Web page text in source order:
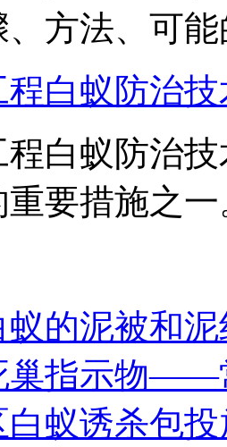
、方法、可
程白蚁防治技
程白蚁防治
重要措施之
蚁的泥被和
巢指示物——
白蚁诱杀包